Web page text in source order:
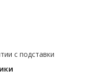
с подставки